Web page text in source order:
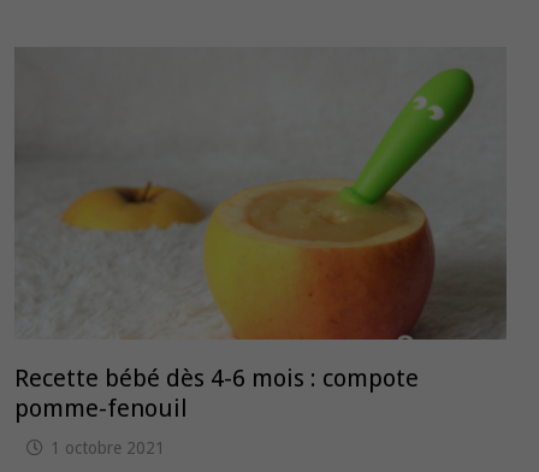
Recette bébé dès 4-6 mois : compote
pomme-fenouil
1 octobre 2021